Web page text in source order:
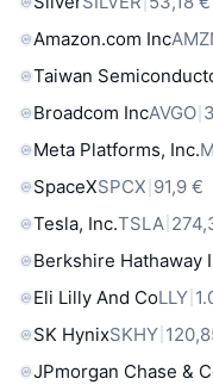
Amazon.com Inc
Taiwan
Broadcom IncAVGO
Meta Platforms, Inc.
SpaceXSPCX 91,9 €
Tesla, Inc.TSLA
Berkshire Hathaway
Eli Lilly And CoLLY
SK HynixSKHY
JPmorgan Chase &